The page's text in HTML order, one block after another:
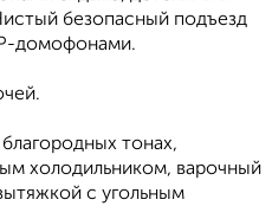
безопасный подъезд
домофонами.
тонах,
холодильником, варочный
с угольным